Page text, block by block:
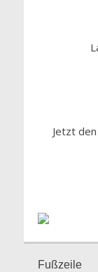
Jetzt
Fußzeile